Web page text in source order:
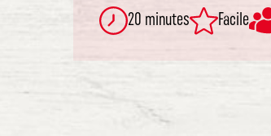
20 minutes Facile